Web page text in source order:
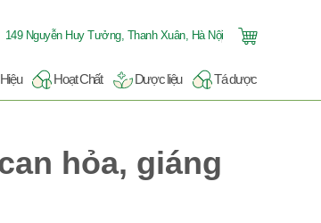
149 Nguyễn Huy Tưởng, Thanh Xuân, Hà Nội
Hoạt Chất Dược liệu Tá dược
hỏa, giáng